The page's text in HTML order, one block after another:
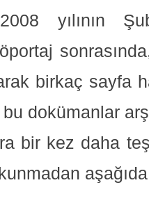
yılının
birkaç sayfa
bu dokümanlar
bir kez daha